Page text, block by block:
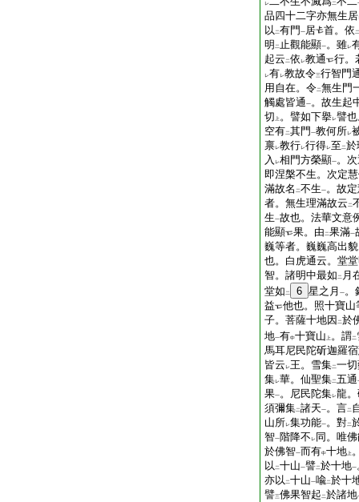
レ 二
品四十二字亦無生居
以 二有門 一居 首。依 二
明 二止觀能顯一。雖レ
起云 二依 レ教通 行。
レ有レ教故令三行智門
用自在。令二無生門
觸處皆通一。故生起
切
上 。譬如下擧レ譬
空有二其門 一教何所レ
禀レ教行レ行得レ至 二於
入 レ相門方榮顯一。
即涅槃不生。次定
滿故名 二不生一。故
者。無生理滿故云 二
生一故也。法華文意
能顯
果。由 二果滿一
巍等者。巍巍高出
也。白虎通云。堂
智。諸明中最如 二 月
堂如 二 6 星之月 一。
益
他也。照十寶
子。菩薩十地因 二於
地一有中十寶山 上 。謂二
馬耳尼民陀斫迦羅
皆云 レ王。雪集二一
集レ華。仙聖集二五通
果一。尼民陀集レ龍
須彌集二諸天一。言二
山所レ集功能一。對二
智一階降不 レ 同。唯
於佛智一而有中十地 上
以 二十山一譬二於十地一
亦以 二十山一喩二於十
譬三佛果智起 二於諸地